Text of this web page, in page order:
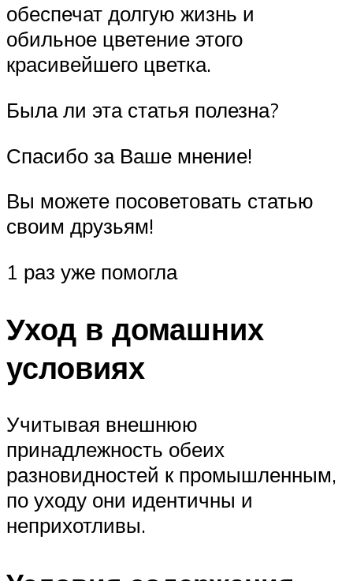
обеспечат долгую жизнь и
обильное цветение этого
красивейшего цветка.
Была ли эта статья полезна?
Спасибо за Ваше мнение!
Вы можете посоветовать статью
своим друзьям!
1 раз уже помогла
Уход в домашних
условиях
Учитывая внешнюю
принадлежность обеих
разновидностей к промышленным,
по уходу они идентичны и
неприхотливы.